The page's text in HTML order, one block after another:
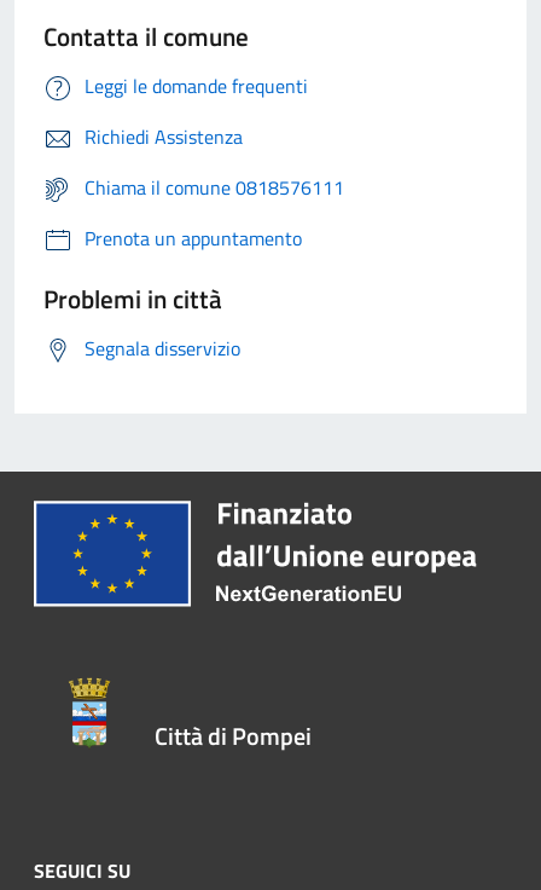
Contatta il comune
Leggi le domande frequenti
Richiedi Assistenza
Chiama il comune 0818576111
Prenota un appuntamento
Problemi in città
Segnala disservizio
Città di Pompei
SEGUICI SU